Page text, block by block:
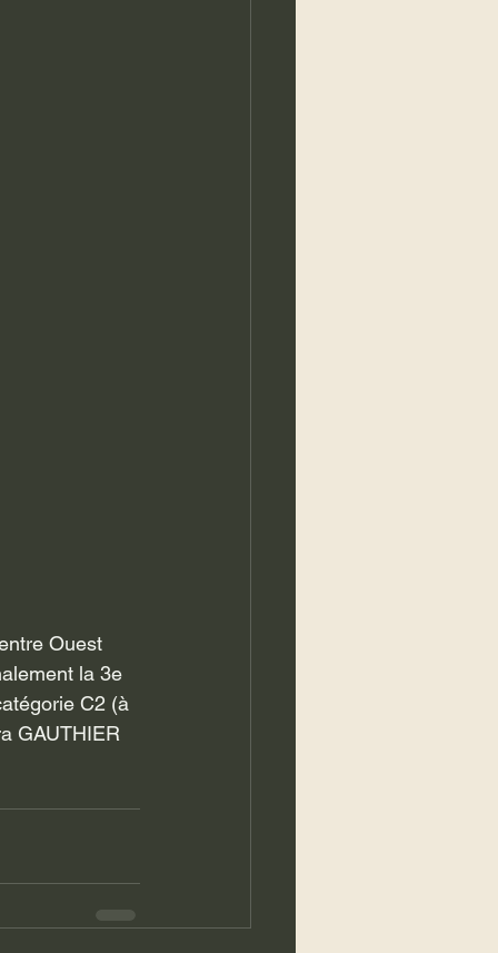
Ouest
la 3e
C2 (à
GAUTHIER